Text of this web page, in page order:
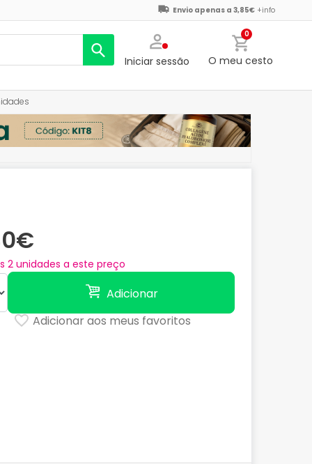
Envio apenas a 3,85€ +info
Iniciar sessão
0
O meu cesto
2 unidades a este preço
Adicionar
Adicionar aos meus favoritos